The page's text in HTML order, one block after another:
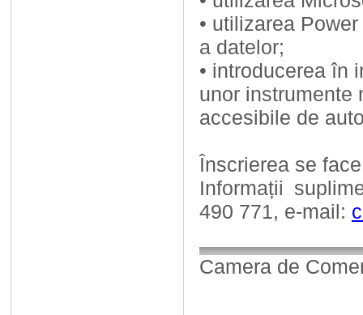
• utilizarea
a datelor;
• introducerea în
unor instrumente
accesibile de
Înscrierea se
Informații
490 771, e-mail:
Camera de